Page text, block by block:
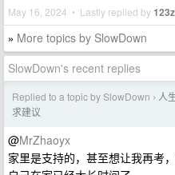
May 16, 2024 • Lastly replied by
» More topics by SlowDown
SlowDown's recent replies
Replied to a topic by SlowDown › 人
求建议
@MrZhaoyx
家里是支持的，甚至想让我再考